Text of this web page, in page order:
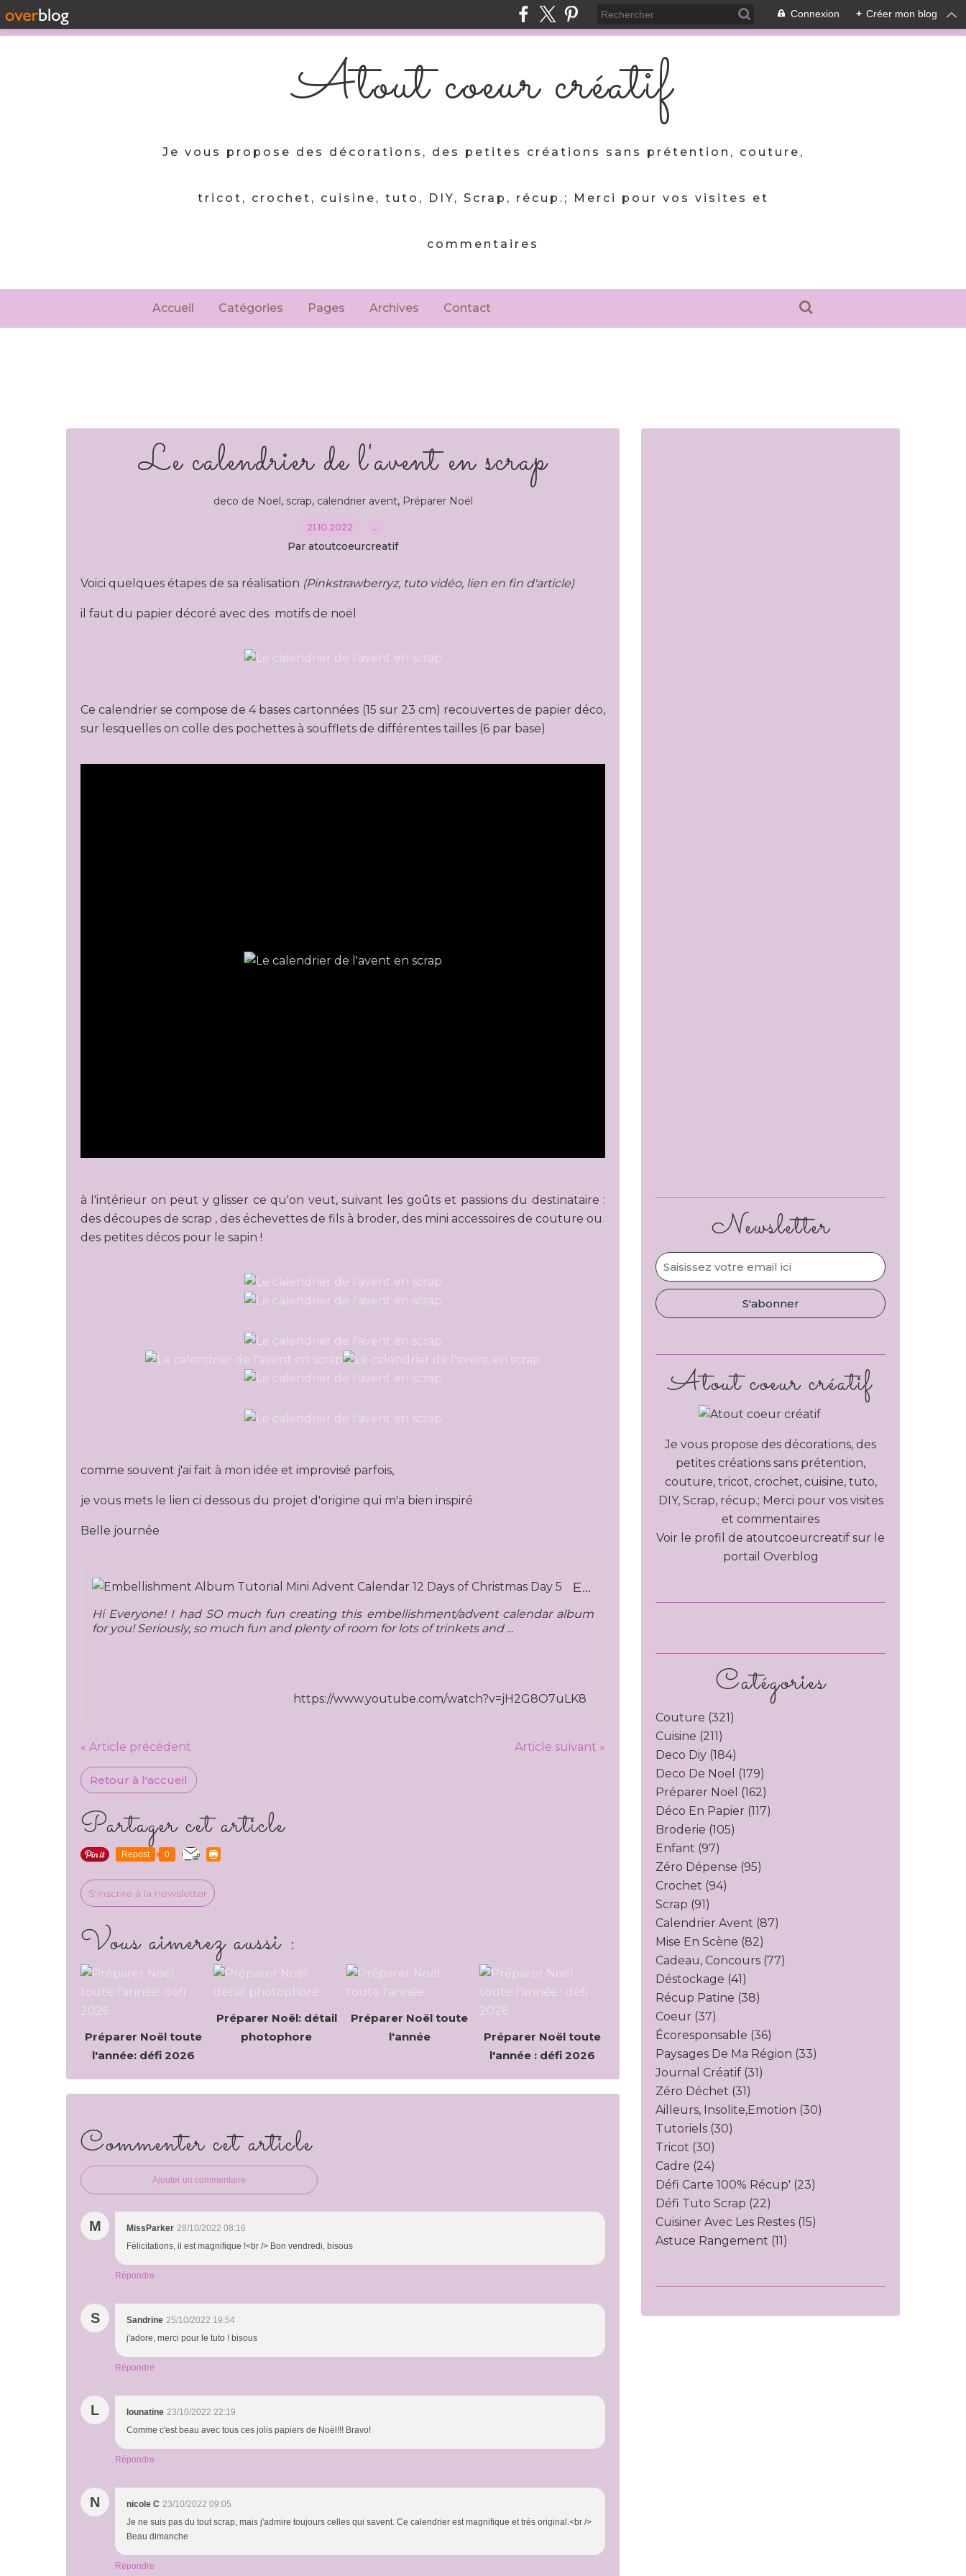
Connexion + Créer mon blog
Atout coeur créatif
Je vous propose des décorations, des petites créations sans prétention, couture,
tricot, crochet, cuisine, tuto, DIY, Scrap, récup.; Merci pour vos visites et
commentaires
Accueil Catégories Pages Archives Contact
Le calendrier de l'avent en scrap
deco de Noel, scrap, calendrier avent, Préparer Noël
21.10.2022 …
Par atoutcoeurcreatif
Voici quelques étapes de sa réalisation (Pinkstrawberryz, tuto vidéo, lien en fin d'article)
il faut du papier décoré avec des motifs de noël
Ce calendrier se compose de 4 bases cartonnées (15 sur 23 cm) recouvertes de papier déco,
sur lesquelles on colle des pochettes à soufflets de différentes tailles (6 par base)
à l'intérieur on peut y glisser ce qu'on veut, suivant les goûts et passions du destinataire :
des découpes de scrap , des échevettes de fils à broder, des mini accessoires de couture ou
des petites décos pour le sapin !
comme souvent j'ai fait à mon idée et improvisé parfois,
je vous mets le lien ci dessous du projet d'origine qui m'a bien inspiré
Belle journée
Embellishment Album Tutorial Mini Advent Calendar 12 Days of Christmas Day 5
Hi Everyone! I had SO much fun creating this embellishment/advent calendar album
for you! Seriously, so much fun and plenty of room for lots of trinkets and ...
https://www.youtube.com/watch?v=jH2G8O7uLK8
« Article précédent Article suivant »
Retour à l'accueil
Partager cet article
Repost 0
S'inscrire à la newsletter
Vous aimerez aussi :
Préparer Noël toute
l'année: défi 2026
Préparer Noël: détail
photophore
Préparer Noël toute
l'année
Préparer Noël toute
l'année : défi 2026
Commenter cet article
Ajouter un commentaire
M MissParker 28/10/2022 08:16
Félicitations, il est magnifique !<br /> Bon vendredi, bisous
Répondre
S Sandrine 25/10/2022 19:54
j'adore, merci pour le tuto ! bisous
Répondre
L lounatine 23/10/2022 22:19
Comme c'est beau avec tous ces jolis papiers de Noël!!! Bravo!
Répondre
N nicole C 23/10/2022 09:05
Je ne suis pas du tout scrap, mais j'admire toujours celles qui savent. Ce calendrier est magnifique et très original.<br />
Beau dimanche
Répondre
Newsletter
Catégories
Couture (321)
Cuisine (211)
Deco Diy (184)
Deco De Noel (179)
Préparer Noël (162)
Déco En Papier (117)
Broderie (105)
Enfant (97)
Zéro Dépense (95)
Crochet (94)
Scrap (91)
Calendrier Avent (87)
Mise En Scène (82)
Cadeau, Concours (77)
Déstockage (41)
Récup Patine (38)
Coeur (37)
Écoresponsable (36)
Paysages De Ma Région (33)
Journal Créatif (31)
Zéro Déchet (31)
Ailleurs, Insolite,emotion (30)
Tutoriels (30)
Tricot (30)
Cadre (24)
Défi Carte 100% Récup' (23)
Défi Tuto Scrap (22)
Cuisiner Avec Les Restes (15)
Astuce Rangement (11)
Atout coeur créatif
Je vous propose des décorations, des
petites créations sans prétention,
couture, tricot, crochet, cuisine, tuto,
DIY, Scrap, récup.; Merci pour vos visites
et commentaires
Voir le profil de atoutcoeurcreatif sur le
portail Overblog